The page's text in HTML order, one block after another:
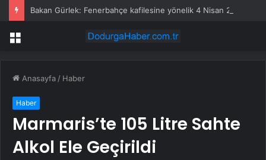
Menü
Anasayfa / Haber
Haber
Marmaris’te 105 Litre Sahte
Alkol Ele Geçirildi